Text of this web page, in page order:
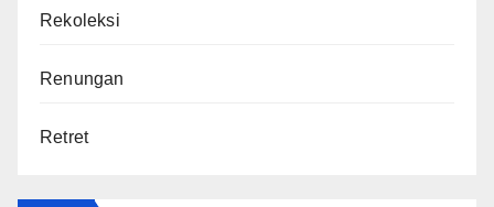
Rekoleksi
Renungan
Retret